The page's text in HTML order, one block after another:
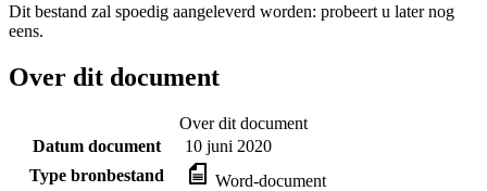
Dit bestand zal spoedig aangeleverd worden: probeert u later nog
eens.
Over dit document
Over dit document
Datum document
10 juni 2020
Type bronbestand
Word-document